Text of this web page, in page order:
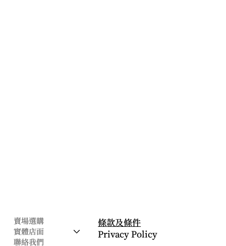
賣場選購
實體店面
聯絡我們
條款及條件
Privacy Policy